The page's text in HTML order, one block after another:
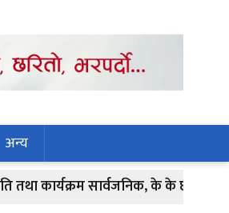
अन्य
कार्यक्रम सार्वजनिक, के के छन्